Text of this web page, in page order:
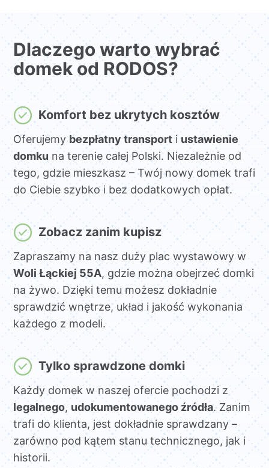
Dlaczego warto wybrać
domek od RODOS?
Komfort bez ukrytych kosztów
Oferujemybezpłatny transporti ustawienie
domkuna terenie całej Polski. Niezależnie od
tego, gdzie mieszkasz – Twój nowy domek trafi
do Ciebie szybko i bez dodatkowych opłat.
Zobacz zanim kupisz
Zapraszamy na nasz duży plac wystawowy w
Woli Łąckiej 55A, gdzie można obejrzeć domki
na żywo. Dzięki temu możesz dokładnie
sprawdzić wnętrze, układ i jakość wykonania
każdego z modeli.
Tylko sprawdzone domki
Każdy domek w naszej ofercie pochodzi z
legalnego, udokumentowanego źródła. Zanim
trafi do klienta, jest dokładnie sprawdzany –
zarówno pod kątem stanu technicznego, jak i
historii.